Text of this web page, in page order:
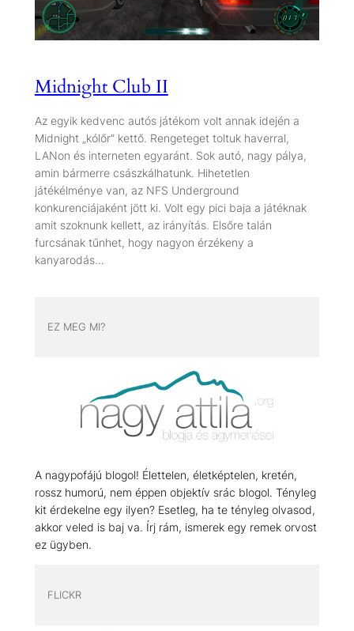
Midnight Club II
Az egyik kedvenc autós játékom volt annak idején a
Midnight „kólőr” kettő. Rengeteget toltuk haverral,
LANon és interneten egyaránt. Sok autó, nagy pálya,
amin bármerre császkálhatunk. Hihetetlen
játékélménye van, az NFS Underground
konkurenciájaként jött ki. Volt egy pici baja a játéknak
amit szoknunk kellett, az irányítás. Elsőre talán
furcsának tűnhet, hogy nagyon érzékeny a
kanyarodás…
EZ MEG MI?
A nagypofájú blogol! Élettelen, életképtelen, kretén,
rossz humorú, nem éppen objektív srác blogol. Tényleg
kit érdekelne egy ilyen? Esetleg, ha te tényleg olvasod,
akkor veled is baj va. Írj rám, ismerek egy remek orvost
ez ügyben.
FLICKR